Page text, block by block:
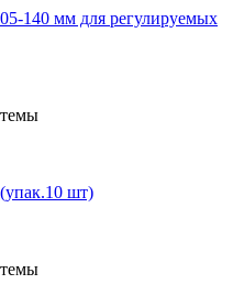
140 мм для регулируемых
шт)